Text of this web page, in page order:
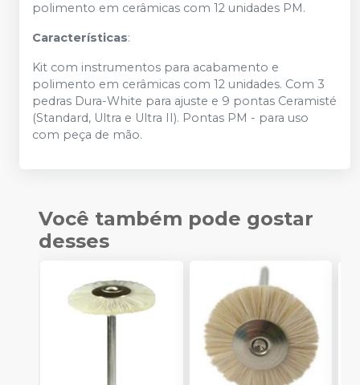
polimento em cerâmicas com 12 unidades PM.
Características:
Kit com instrumentos para acabamento e
polimento em cerâmicas com 12 unidades. Com 3
pedras Dura-White para ajuste e 9 pontas Ceramisté
(Standard, Ultra e Ultra II). Pontas PM - para uso
com peça de mão.
Você também pode gostar
desses